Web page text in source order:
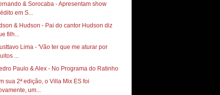
& Sorocaba - Apresentam show
em S...
& Hudson - Pai do cantor Hudson diz
filh...
Lima - 'Vão ter que me aturar por
...
Paulo & Alex - No Programa do Ratinho
sua 2ª edição, o Villa Mix ES foi
um...